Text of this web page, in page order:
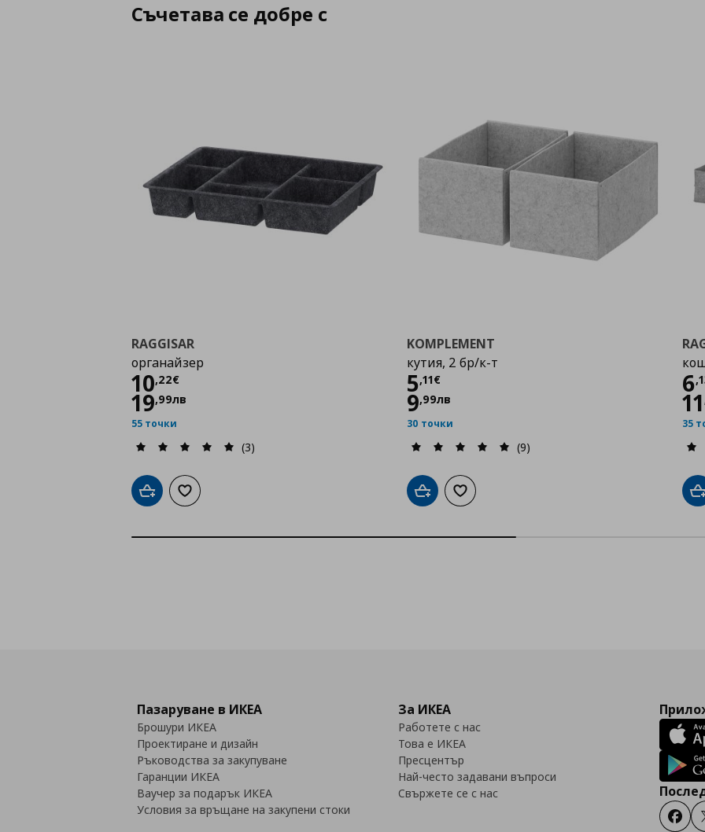
Съчетава се добре с
RAGGISAR
органайзер
10,22€
Цена
19,99лв
55 точки
(3)
Добави в кошницата
Добави към списъка с любими
KOMPLEMENT
кутия, 2 бр/к-т
5,11€
Цена
9,99лв
30 точки
(9)
Добави в кошницата
Добави към списъка с любими
6,
11
35
Пазаруване в ИКЕА
Брошури ИКЕА
Проектиране и дизайн
Ръководства за закупуване
Гаранции ИКЕА
Ваучер за подарък ИКЕА
Условия за връщане на закупени стоки
За ИКЕА
Работете с нас
Това е ИКЕА
Пресцентър
Най-често задавани въпроси
Свържете се с нас